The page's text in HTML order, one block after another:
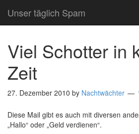
Unser täglich Spam
Viel Schotter in
Zeit
27. Dezember 2010 by Nachtwächter
Diese Mail gibt es auch mit diversen
„Hallo“ oder „Geld verdienen“.